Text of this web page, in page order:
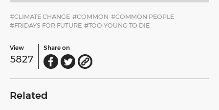
#CLIMATE CHANGE #COMMON #COMMON PEOPLE
#FRIDAYS FOR FUTURE #TOO YOUNG TO DIE
View
5827
Share on
Related